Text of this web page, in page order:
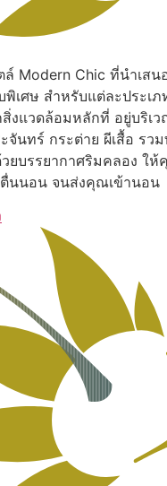
Modern Chic ที่นำเสน
เศษ สำหรับแต่ละประเภ
สิ่งแวดล้อมหลักที่ อยู่บริเ
จันทร์ กระต่าย ผีเสื้อ รว
ยบรรยากาศริมคลอง ใ
นนอน จนส่งคุณเข้านอน